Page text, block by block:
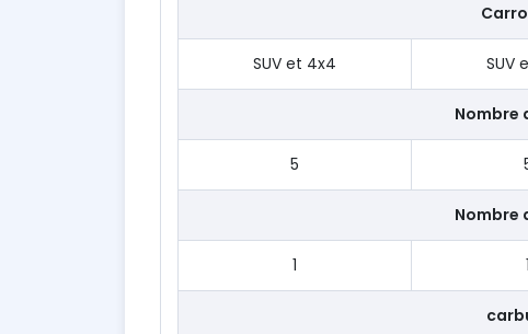
SUV et 4x4 SUV
Nombre
5
Nombre
1 1